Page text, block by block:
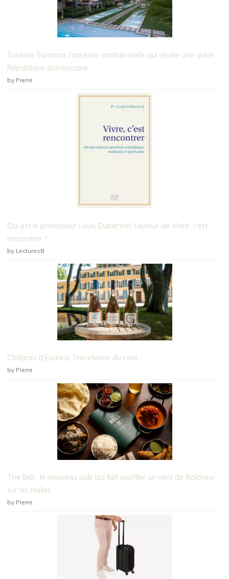
Sublime Samana, l’adresse confidentielle qui révèle une autre
République dominicaine
by Pierre
Qui est le professeur Louis Dubertret, l’auteur de Vivre, c’est
rencontrer ?
by LecturesB
Château d’Esclans, l’excellence du rosé
by Pierre
The Bell : le nouveau pub qui fait souffler un vent de fraîcheur
sur les Halles
by Pierre